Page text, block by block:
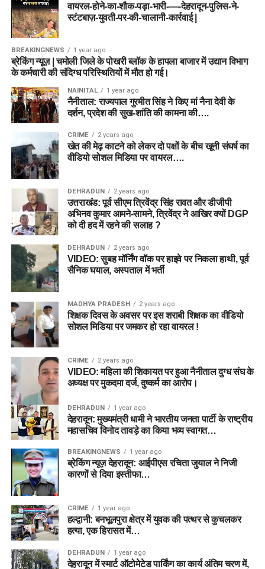
वायरल-होने-का-शौक-पड़ा-भारी-—-देहरादून-पुलिस-ने-
स्टंटबाज़-युवती-पर-की-चालानी-कार्रवाई |
BREAKINGNEWS 1 year ago
ब्रेकिंग न्यूज़ | चमोली जिले के पोखरी ब्लॉक के हापला बाजार में उद्यान विभाग
के कर्मचारी की संदिग्ध परिस्थितियों में मौत हो गई।
NAINITAL 1 year ago
नैनीताल: राज्यपाल गुरमीत सिंह ने किए मां नैना देवी के
दर्शन, प्रदेश की सुख-शांति की कामना की….
CRIME 2 years ago
खेत की मेढ़ काटने को लेकर दो पक्षों के बीच खूनी संघर्ष का
वीडियो सोशल मिडिया पर वायरल….
DEHRADUN 2 years ago
उत्तराखंड: पूर्व सीएम त्रिवेंद्र सिंह रावत और डीजीपी
अभिनव कुमार आमने-सामने, त्रिवेंद्र ने आखिर क्यों DGP
को दी हद में रहने की सलाह ?
DEHRADUN 2 years ago
VIDEO: सुबह मॉर्निंग वॉक पर हाइवे पर निकला हाथी, पूर्व
सैनिक घयाल, अस्पताल में भर्ती
MADHYA PRADESH 2 years ago
शिक्षक दिवस के अवसर पर इस शराबी शिक्षक का वीडियो
सोशल मिडिया पर जमकर हो रहा वायरल !
CRIME 2 years ago
VIDEO: महिला की शिकायत पर हुआ नैनीताल दुग्ध संघ के
अध्यक्ष पर मुकदमा दर्ज, दुष्कर्म का आरोप।
DEHRADUN 1 year ago
देहरादून: मुख्यमंत्री धामी ने भारतीय जनता पार्टी के राष्ट्रीय
महासचिव विनोद तावड़े का किया भव्य स्वागत…
BREAKINGNEWS 1 year ago
ब्रेकिंग न्यूज़ देहरादून: आईपीएस रचिता जुयाल ने निजी
कारणों से दिया इस्तीफा…
CRIME 1 year ago
हल्द्वानी: बनभूलपुरा क्षेत्र में युवक की पत्थर से कुचलकर
हत्या, एक हिरासत में…
DEHRADUN 1 year ago
देहरादून में स्मार्ट ऑटोमेटेड पार्किंग का कार्य अंतिम चरण में,